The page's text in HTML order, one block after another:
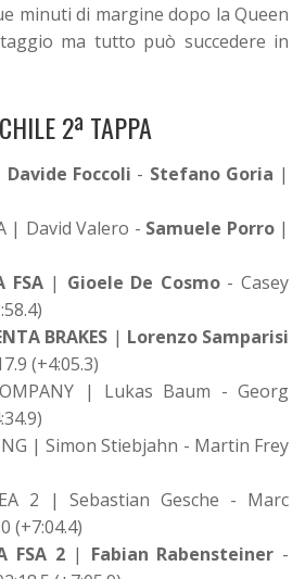
minuti di margine dopo la Queen
ma tutto può succedere in
2ª TAPPA
Davide Foccoli - Stefano Goria |
| David Valero - Samuele Porro|
FSA| Gioele De Cosmo- Casey
BRAKES | Lorenzo Samparisi
(+4:05.3)
| Lukas Baum - Georg
| Simon Stiebjahn - Martin Frey
2 | Sebastian Gesche - Marc
(+7:04.4)
FSA 2| Fabian Rabensteiner -